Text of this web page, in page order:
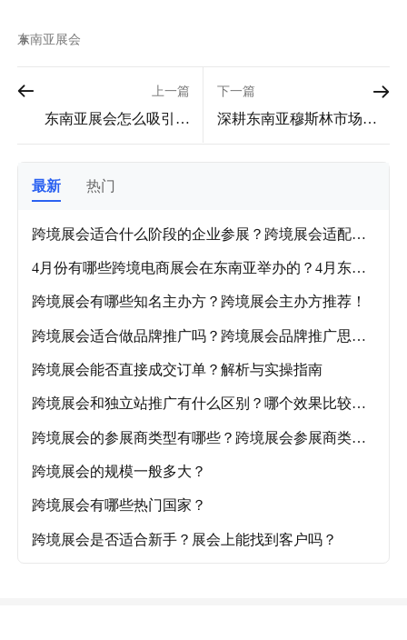
东南亚展会
上一篇
东南亚展会怎么吸引卖
下一篇
深耕东南亚穆斯林市场：
最新
热门
跨境展会适合什么阶段的企业参展？跨境展会适配企
4月份有哪些跨境电商展会在东南亚举办的？4月东南
跨境展会有哪些知名主办方？跨境展会主办方推荐！
跨境展会适合做品牌推广吗？跨境展会品牌推广思路
跨境展会能否直接成交订单？解析与实操指南
跨境展会和独立站推广有什么区别？哪个效果比较
跨境展会的参展商类型有哪些？跨境展会参展商类型
跨境展会的规模一般多大？
跨境展会有哪些热门国家？
跨境展会是否适合新手？展会上能找到客户吗？